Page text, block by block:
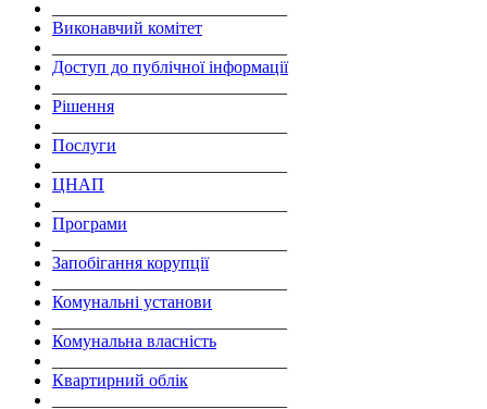
Виконавчий комітет
Доступ до публічної інформації
Рішення
Послуги
ЦНАП
Програми
Запобігання корупції
Комунальні установи
Комунальна власність
Квартирний облік